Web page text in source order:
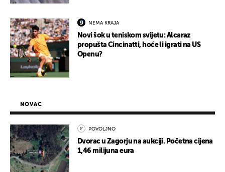
NEMA KRAJA
Novi šok u teniskom svijetu: Alcaraz
propušta Cincinatti, hoće li igrati na US
Openu?
NOVAC
POVOLJNO
Dvorac u Zagorju na aukciji. Početna cijena
1,46 milijuna eura